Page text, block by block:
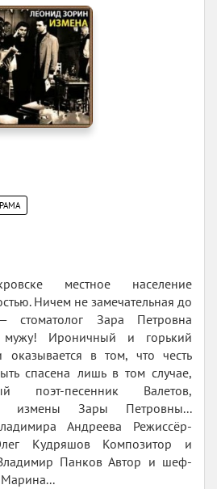
местное население
Ничем не замечательная до
стоматолог Зара Петровна
мужу! Ироничный и горький
оказывается в том, что честь
спасена лишь в том случае,
поэт-песенник Валетов,
измены Зары Петровны...
Андреева Режиссёр-
Кудряшов Композитор и
Панков Автор и шеф-
Марина...